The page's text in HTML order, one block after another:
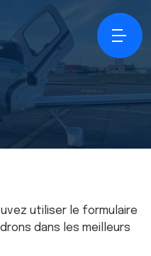
utiliser le formulaire
dans les meilleurs